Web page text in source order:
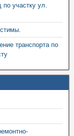
по участку ул.
транспорта по